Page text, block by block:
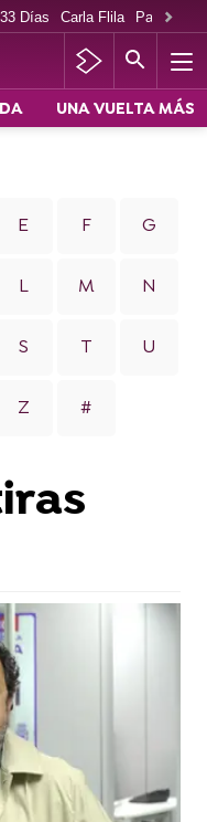
33 Días Carla Flila Paco
UNA VUELTA MÁS
E F G
L M N
S T U
Z #